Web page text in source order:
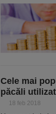
Cele mai
păcăli
18 feb 2018